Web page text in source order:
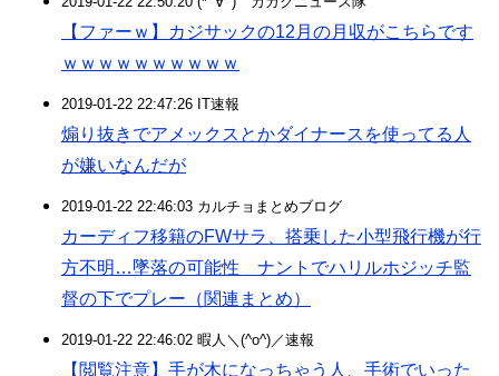
【ファーｗ】カジサックの12月の月収がこちらです
ｗｗｗｗｗｗｗｗｗｗ
2019-01-22 22:47:26 IT速報
煽り抜きでアメックスとかダイナースを使ってる人
が嫌いなんだが
2019-01-22 22:46:03 カルチョまとめブログ
カーディフ移籍のFWサラ、搭乗した小型飛行機が行
方不明…墜落の可能性 ナントでハリルホジッチ監
督の下でプレー（関連まとめ）
2019-01-22 22:46:02 暇人＼(^o^)／速報
【閲覧注意】手が木になっちゃう人、手術でいった